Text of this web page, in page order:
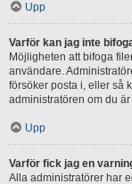
Upp
Varför kan jag inte
Möjligheten att bifoga
användare.
försöker posta i, eller så
administratören om du
Upp
Varför fick jag en
Alla administratörer har